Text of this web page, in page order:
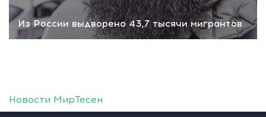
Из России выдворено 43,7 тысячи мигрантов
Новости МирТесен